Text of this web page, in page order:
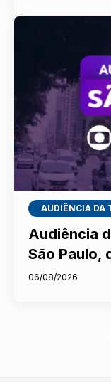
AUDIÊNCIA DA
Audiência
São
06/08/2026